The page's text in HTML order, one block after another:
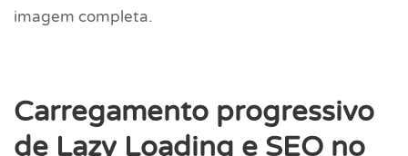
imagem completa.
Carregamento progressivo
de Lazy Loading e SEO no